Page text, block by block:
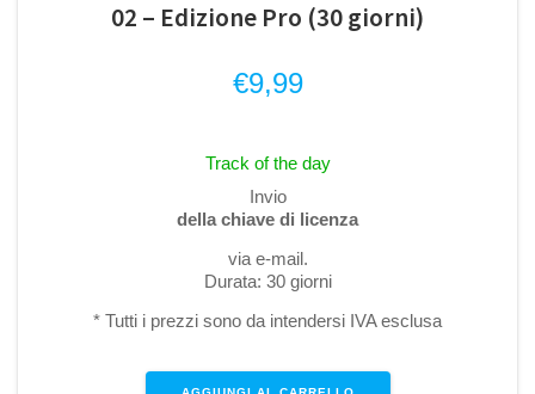
02 – Edizione Pro (30 giorni)
€9,99
Track of the day
Invio
della chiave di licenza
via e-mail.
Durata: 30 giorni
* Tutti i prezzi sono da intendersi IVA esclusa